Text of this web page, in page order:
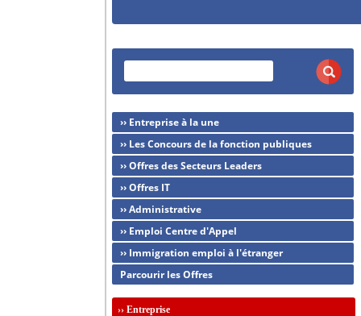
›› Entreprise à la une
›› Les Concours de la fonction publiques
›› Offres des Secteurs Leaders
›› Offres IT
›› Administrative
›› Emploi Centre d'Appel
›› Immigration emploi à l'étranger
Parcourir les Offres
›› Entreprise